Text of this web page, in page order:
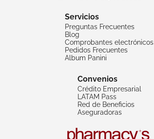
Servicios
Preguntas Frecuentes
Blog
Comprobantes electrónicos
Pedidos Frecuentes
Album Panini
Convenios
Crédito Empresarial
LATAM Pass
Red de Beneficios
Aseguradoras